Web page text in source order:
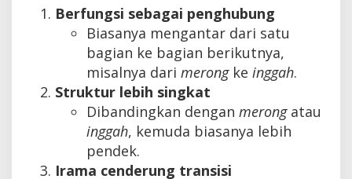
Berfungsi sebagai penghubung
Biasanya mengantar dari satu
bagian ke bagian berikutnya,
misalnya dari merongke inggah.
Struktur lebih singkat
Dibandingkan dengan merongatau
inggah, kemuda biasanya lebih
pendek.
Irama cenderung transisi